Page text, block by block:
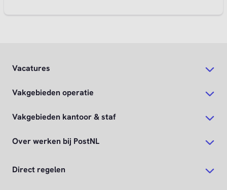
Vacatures
Vakgebieden operatie
Vakgebieden kantoor & staf
Over werken bij PostNL
Direct regelen